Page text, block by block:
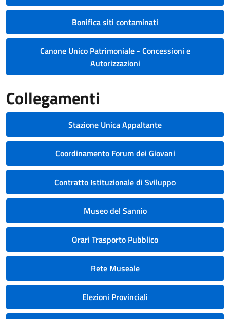
Bonifica siti contaminati
Canone Unico Patrimoniale - Concessioni e
Autorizzazioni
Collegamenti
Stazione Unica Appaltante
Coordinamento Forum dei Giovani
Contratto Istituzionale di Sviluppo
Museo del Sannio
Orari Trasporto Pubblico
Rete Museale
Elezioni Provinciali